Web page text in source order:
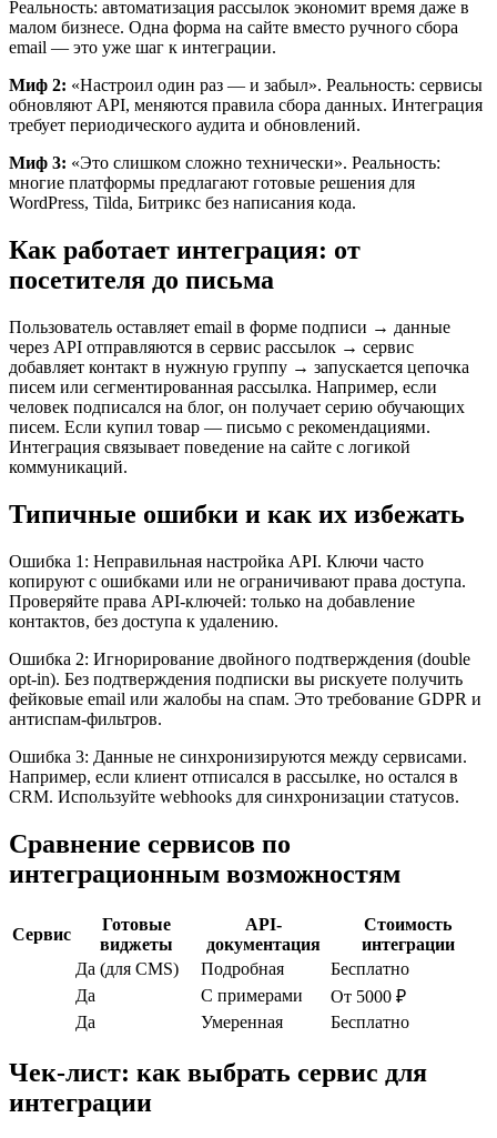
Реальность: автоматизация рассылок экономит время даже в
малом бизнесе. Одна форма на сайте вместо ручного сбора
email — это уже шаг к интеграции.
Миф 2: «Настроил один раз — и забыл». Реальность: сервисы
обновляют API, меняются правила сбора данных. Интеграция
требует периодического аудита и обновлений.
Миф 3: «Это слишком сложно технически». Реальность:
многие платформы предлагают готовые решения для
WordPress, Tilda, Битрикс без написания кода.
Как работает интеграция: от
посетителя до письма
Пользователь оставляет email в форме подписи → данные
через API отправляются в сервис рассылок → сервис
добавляет контакт в нужную группу → запускается цепочка
писем или сегментированная рассылка. Например, если
человек подписался на блог, он получает серию обучающих
писем. Если купил товар — письмо с рекомендациями.
Интеграция связывает поведение на сайте с логикой
коммуникаций.
Типичные ошибки и как их избежать
Ошибка 1: Неправильная настройка API. Ключи часто
копируют с ошибками или не ограничивают права доступа.
Проверяйте права API-ключей: только на добавление
контактов, без доступа к удалению.
Ошибка 2: Игнорирование двойного подтверждения (double
opt-in). Без подтверждения подписки вы рискуете получить
фейковые email или жалобы на спам. Это требование GDPR и
антиспам-фильтров.
Ошибка 3: Данные не синхронизируются между сервисами.
Например, если клиент отписался в рассылке, но остался в
CRM. Используйте webhooks для синхронизации статусов.
Сравнение сервисов по
интеграционным возможностям
Сервис
Готовые
виджеты
API-
документация
Стоимость
интеграции
Да (для CMS)
Подробная
Бесплатно
Да
С примерами
От 5000 ₽
Да
Умеренная Бесплатно
Чек-лист: как выбрать сервис для
интеграции